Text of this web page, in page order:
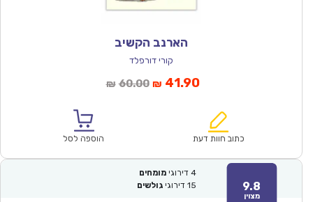
הארנב הקשיב
קורי דורפלד
₪ 60.00המחיר
₪60.00.
₪ 41.90המחיר
הוא:
כתוב חוות דעת הוספה לסל
9.8
מצוין
4 דירוגי מומחים
15 דירוגי גולשים